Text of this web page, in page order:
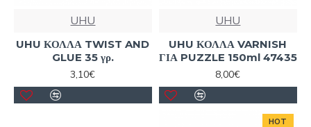
UHU
UHU ΚΟΛΛΑ TWIST AND
GLUE 35 γρ.
3,10€
UHU
UHU ΚΟΛΛΑ VARNISH
ΓΙΑ PUZZLE 150ml 47435
8,00€
HOT